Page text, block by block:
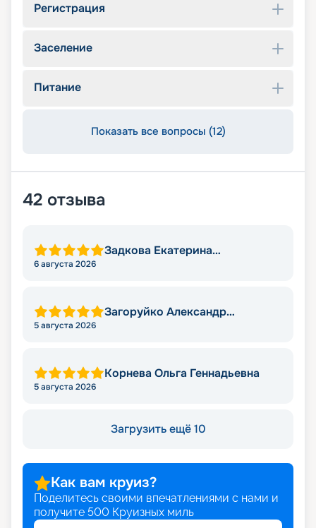
Регистрация
Заселение
Питание
Показать все вопросы (12)
42 отзыва
Задкова Екатерина
6 августа 2026
Загоруйко Александр
5 августа 2026
Корнева Ольга Геннадьевна
5 августа 2026
Загрузить ещё 10
Как вам круиз?
Поделитесь своими впечатлениями с нами и
получите 500 Круизных миль